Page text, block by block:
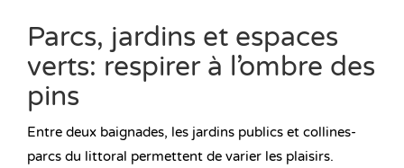
Parcs, jardins et espaces
verts: respirer à l’ombre des
pins
Entre deux baignades, les jardins publics et collines-
parcs du littoral permettent de varier les plaisirs.